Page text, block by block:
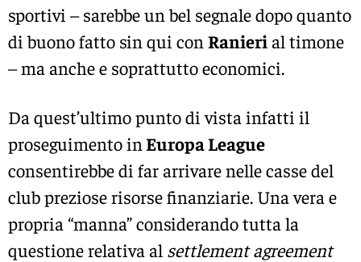
sportivi – sarebbe un bel segnale dopo quanto
di buono fatto sin qui con Ranierial timone
– ma anche e soprattutto economici.
Da quest’ultimo punto di vista infatti il
proseguimento inEuropa League
consentirebbe di far arrivare nelle casse del
club preziose risorse finanziarie. Una vera e
propria “manna” considerando tutta la
questione relativa al settlement agreement